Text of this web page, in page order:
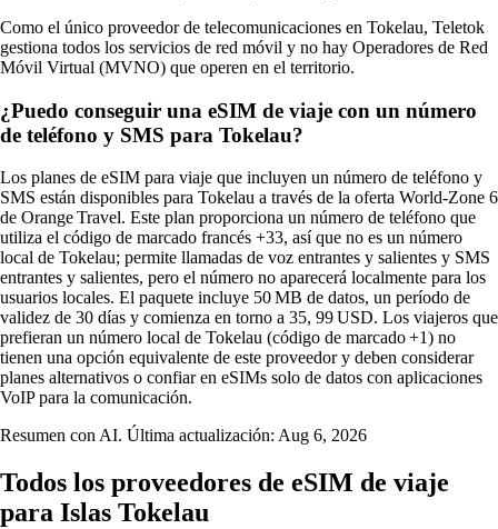
Como el único proveedor de telecomunicaciones en Tokelau, Teletok
gestiona todos los servicios de red móvil y no hay Operadores de Red
Móvil Virtual (MVNO) que operen en el territorio.
¿Puedo conseguir una eSIM de viaje con un número
de teléfono y SMS para Tokelau?
Los planes de eSIM para viaje que incluyen un número de teléfono y
SMS están disponibles para Tokelau a través de la oferta World‑Zone 6
de Orange Travel. Este plan proporciona un número de teléfono que
utiliza el código de marcado francés +33, así que no es un número
local de Tokelau; permite llamadas de voz entrantes y salientes y SMS
entrantes y salientes, pero el número no aparecerá localmente para los
usuarios locales. El paquete incluye 50 MB de datos, un período de
validez de 30 días y comienza en torno a 35, 99 USD. Los viajeros que
prefieran un número local de Tokelau (código de marcado +1) no
tienen una opción equivalente de este proveedor y deben considerar
planes alternativos o confiar en eSIMs solo de datos con aplicaciones
VoIP para la comunicación.
Resumen con AI. Última actualización: Aug 6, 2026
Todos los proveedores de eSIM de viaje
para Islas Tokelau